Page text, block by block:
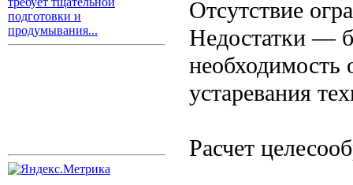
подготовки и
продумывания...
Отсутствие
Недостатки —
необходимость
устаревания
Расчет